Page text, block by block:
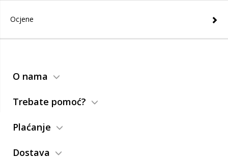
Ocjene
O nama
Trebate pomoć?
Plaćanje
Dostava